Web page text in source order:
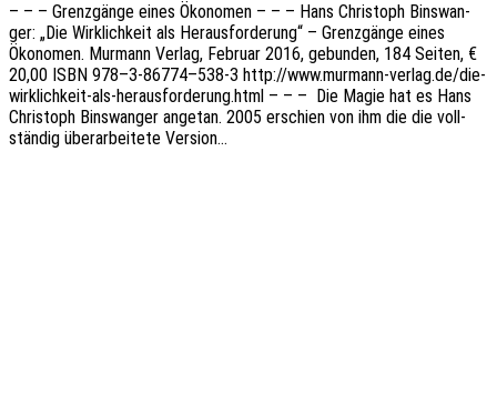
– – – Grenz­gän­ge eines Ökono­men – – – Hans Chris­toph Bins­wan­
ger: „Die Wirk­lich­keit als Heraus­for­de­rung“ – Grenz­gän­ge eines
Ökono­men. Murmann Verlag, Febru­ar 2016, gebun­den, 184 Seiten, €
20,00 ISBN 978–3‑86774–538‑3 http://www.murmann-verlag.de/die-
wirklichkeit-als-herausforderung.html – – – Die Magie hat es Hans
Chris­toph Bins­wan­ger ange­tan. 2005 erschien von ihm die die voll­
stän­dig über­ar­bei­te­te Version…